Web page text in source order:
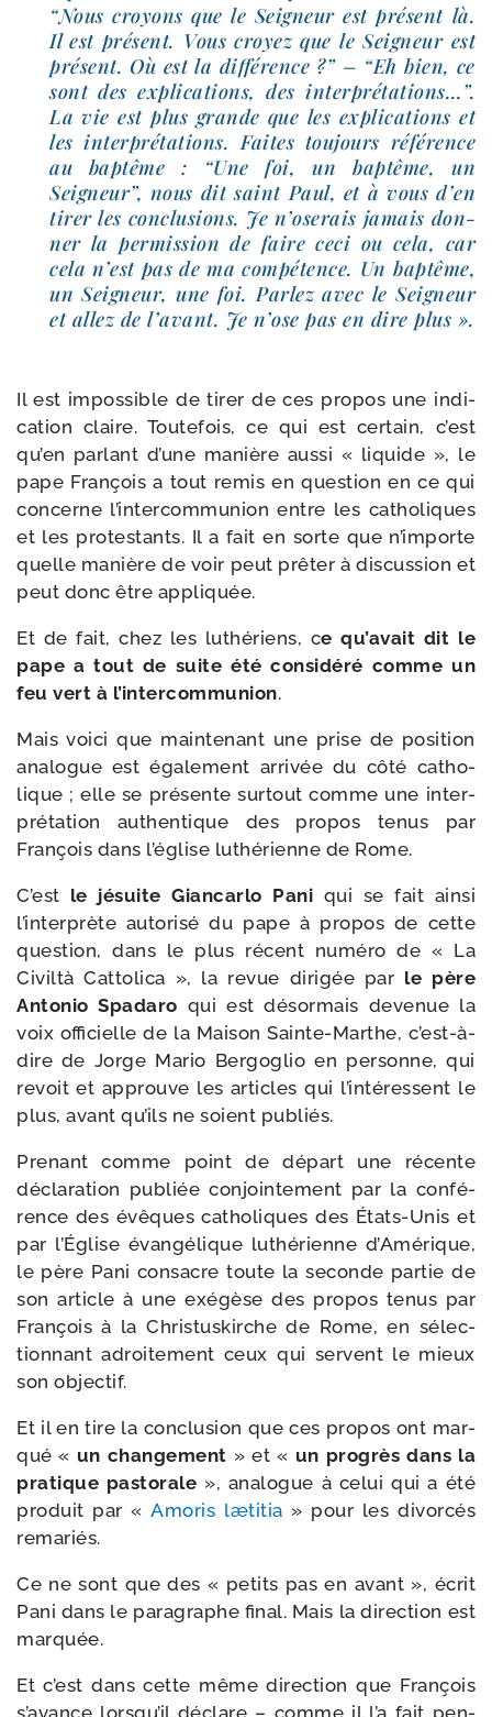
“Nous croyons que le Seigneur est pré­sent là.
Il est pré­sent. Vous croyez que le Seigneur est
pré­sent. Où est la dif­fé­rence ?” – “Eh bien, ce
sont des expli­ca­tions, des inter­pré­ta­tions…”.
La vie est plus grande que les expli­ca­tions et
les inter­pré­ta­tions. Faites tou­jours réfé­rence
au bap­tême : “Une foi, un bap­tême, un
Seigneur”, nous dit saint Paul, et à vous d’en
tirer les conclu­sions. Je n’oserais jamais don­
ner la per­mis­sion de faire ceci ou cela, car
cela n’est pas de ma com­pé­tence. Un bap­tême,
un Seigneur, une foi. Parlez avec le Seigneur
et allez de l’avant. Je n’ose pas en dire plus ».
Il est impos­sible de tirer de ces pro­pos une indi­
ca­tion claire. Toutefois, ce qui est cer­tain, c’est
qu’en par­lant d’une manière aus­si « liquide », le
pape François a tout remis en ques­tion en ce qui
concerne l’in­ter­com­mu­nion entre les catho­liques
et les pro­tes­tants. Il a fait en sorte que n’importe
quelle manière de voir peut prê­ter à dis­cus­sion et
peut donc être appliquée.
Et de fait, chez les luthé­riens, ce qu’avait dit le
pape a tout de suite été consi­dé­ré comme un
feu vert à l’in­ter­com­mu­nion.
Mais voi­ci que main­te­nant une prise de posi­tion
ana­logue est éga­le­ment arri­vée du côté catho­
lique ; elle se pré­sente sur­tout comme une inter­
pré­ta­tion authen­tique des pro­pos tenus par
François dans l’église luthé­rienne de Rome.
C’est le jésuite Giancarlo Pani qui se fait ain­si
l’interprète auto­ri­sé du pape à pro­pos de cette
ques­tion, dans le plus récent numé­ro de « La
Civiltà Cattolica », la revue diri­gée par le père
Antonio Spadaro qui est désor­mais deve­nue la
voix offi­cielle de la Maison Sainte-​Marthe, c’est-à-
dire de Jorge Mario Bergoglio en per­sonne, qui
revoit et approuve les articles qui l’intéressent le
plus, avant qu’ils ne soient publiés.
Prenant comme point de départ une récente
décla­ra­tion publiée conjoin­te­ment par la confé­
rence des évêques catho­liques des États-​Unis et
par l’Église évan­gé­lique luthé­rienne d’Amérique,
le père Pani consacre toute la seconde par­tie de
son article à une exé­gèse des pro­pos tenus par
François à la Christuskirche de Rome, en sélec­
tion­nant adroi­te­ment ceux qui servent le mieux
son objectif.
Et il en tire la conclu­sion que ces pro­pos ont mar­
qué « un chan­ge­ment » et « un pro­grès dans la
pra­tique pas­to­rale », ana­logue à celui qui a été
pro­duit par «Amoris læti­tia » pour les divor­cés
remariés.
Ce ne sont que des « petits pas en avant », écrit
Pani dans le para­graphe final. Mais la direc­tion est
marquée.
Et c’est dans cette même direc­tion que François
s’avance lorsqu’il déclare – comme il l’a fait pen­